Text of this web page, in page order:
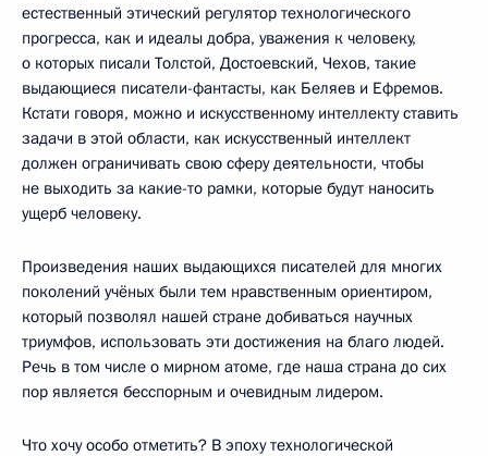
естественный этический регулятор технологического
прогресса, как и идеалы добра, уважения к человеку,
о которых писали Толстой, Достоевский, Чехов, такие
выдающиеся писатели-фантасты, как Беляев и Ефремов.
Кстати говоря, можно и искусственному интеллекту ставить
задачи в этой области, как искусственный интеллект
должен ограничивать свою сферу деятельности, чтобы
не выходить за какие-то рамки, которые будут наносить
ущерб человеку.
Произведения наших выдающихся писателей для многих
поколений учёных были тем нравственным ориентиром,
который позволял нашей стране добиваться научных
триумфов, использовать эти достижения на благо людей.
Речь в том числе о мирном атоме, где наша страна до сих
пор является бесспорным и очевидным лидером.
Что хочу особо отметить? В эпоху технологической